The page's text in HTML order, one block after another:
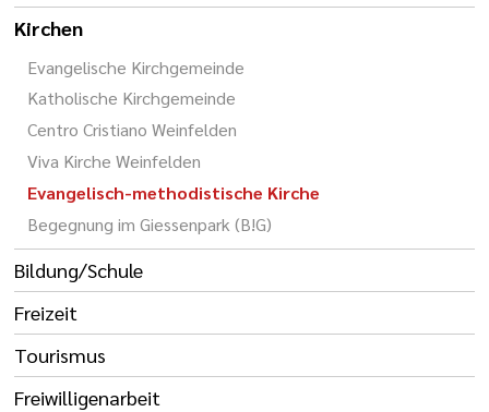
Kirchen
Evangelische Kirchgemeinde
Katholische Kirchgemeinde
Centro Cristiano Weinfelden
Viva Kirche Weinfelden
Evangelisch-methodistische Kirche
Begegnung im Giessenpark (B!G)
Bildung/Schule
Freizeit
Tourismus
Freiwilligenarbeit